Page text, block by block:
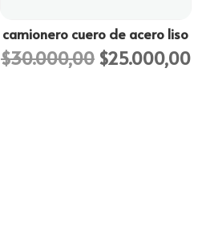
camionero cuero de acero liso
$30.000,00 El
$25.000,00El